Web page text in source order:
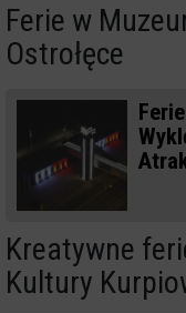
Ferie w
Ostrołęce
Kreatywne
Kultury